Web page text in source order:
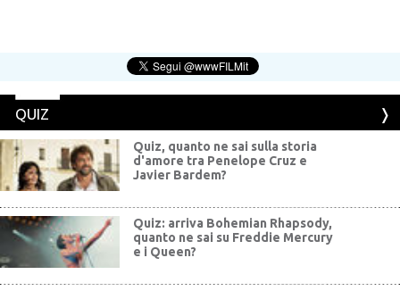
QUIZ
Quiz, quanto ne sai sulla storia
d'amore tra Penelope Cruz e
Javier Bardem?
Quiz: arriva Bohemian Rhapsody,
quanto ne sai su Freddie Mercury
e i Queen?